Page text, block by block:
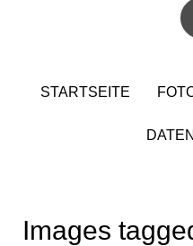
STARTSEITE
Images